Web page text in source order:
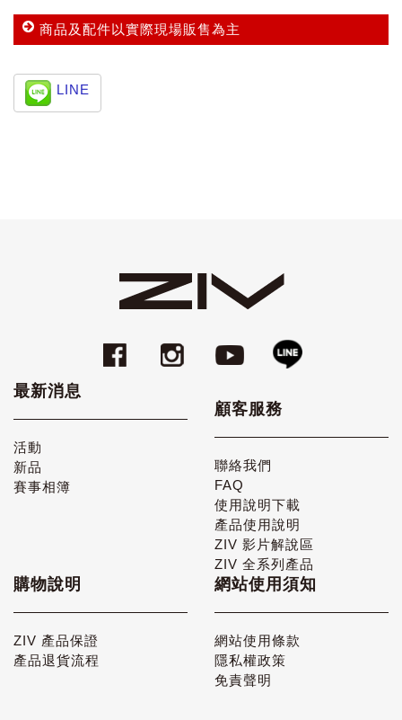
商品及配件以實際現場販售為主
LINE
最新消息
活動
新品
賽事相簿
顧客服務
聯絡我們
FAQ
使用說明下載
產品使用說明
ZIV 影片解說區
ZIV 全系列產品
購物說明
ZIV 產品保證
產品退貨流程
網站使用須知
網站使用條款
隱私權政策
免責聲明